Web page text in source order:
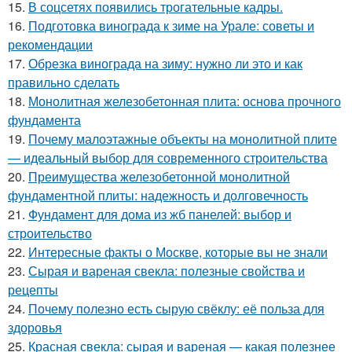
15. В соцсетях появились трогательные кадры.
16. Подготовка винограда к зиме на Урале: советы и
рекомендации
17. Обрезка винограда на зиму: нужно ли это и как
правильно сделать
18. Монолитная железобетонная плита: основа прочного
фундамента
19. Почему малоэтажные объекты на монолитной плите
— идеальный выбор для современного строительства
20. Преимущества железобетонной монолитной
фундаментной плиты: надежность и долговечность
21. Фундамент для дома из жб панелей: выбор и
строительство
22. Интересные факты о Москве, которые вы не знали
23. Сырая и вареная свекла: полезные свойства и
рецепты
24. Почему полезно есть сырую свёклу: её польза для
здоровья
25. Красная свекла: сырая и вареная — какая полезнее